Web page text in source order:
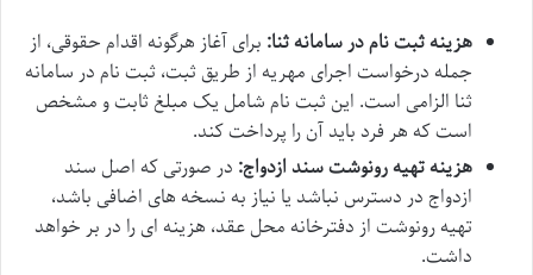
هزینه ثبت نام در سامانه ثنا: برای آغاز هرگونه اقدام حقوقی، از
جمله درخواست اجرای مهریه از طریق ثبت، ثبت نام در سامانه
ثنا الزامی است. این ثبت نام شامل یک مبلغ ثابت و مشخص
است که هر فرد باید آن را پرداخت کند.
هزینه تهیه رونوشت سند ازدواج: در صورتی که اصل سند
ازدواج در دسترس نباشد یا نیاز به نسخه های اضافی باشد،
تهیه رونوشت از دفترخانه محل عقد، هزینه ای را در بر خواهد
داشت.